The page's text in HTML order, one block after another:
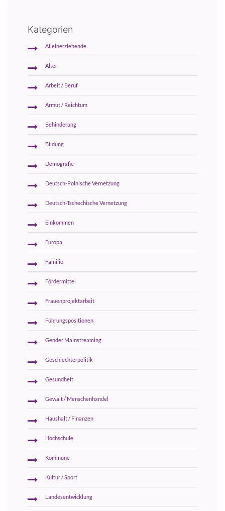
Kategorien
Alleinerziehende
Alter
Arbeit / Beruf
Armut / Reichtum
Behinderung
Bildung
Demografie
Deutsch-Polnische Vernetzung
Deutsch-Tschechische Vernetzung
Einkommen
Europa
Familie
Fördermittel
Frauenprojektarbeit
Führungspositionen
Gender Mainstreaming
Geschlechterpolitik
Gesundheit
Gewalt / Menschenhandel
Haushalt / Finanzen
Hochschule
Kommune
Kultur / Sport
Landesentwicklung